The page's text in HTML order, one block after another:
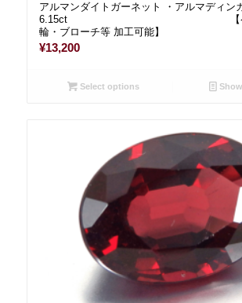
アルマンダイトガーネット ・アルマディン
6.15ct 【ペンダン
輪・ブローチ等 加工可能】
¥13,200
Select options